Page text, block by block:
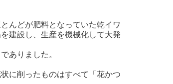
んどが肥料となっていた乾イワ
建設し、生産を機械化して大発
ありました。
に削ったものはすべて「花かつ